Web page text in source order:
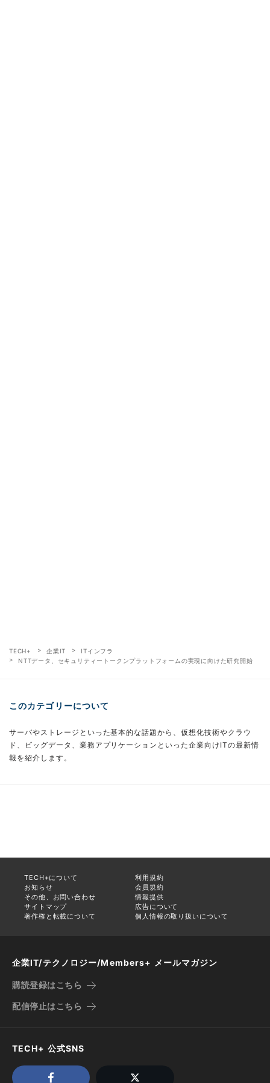
TECH+ 企業IT
ITインフラ
NTTデータ、セキュリティートークンプラットフォームの実現に向けた研究開始
このカテゴリーについて
サーバやストレージといった基本的な話題から、仮想化技術やクラウ
ド、ビッグデータ、業務アプリケーションといった企業向けITの最新情
報を紹介します。
TECH+について
利用規約
お知らせ
会員規約
その他、お問い合わせ
情報提供
サイトマップ
広告について
著作権と転載について
個人情報の取り扱いについて
企業IT/テクノロジー/Members+ メールマガジン
購読登録はこちら
配信停止はこちら
TECH+ 公式SNS